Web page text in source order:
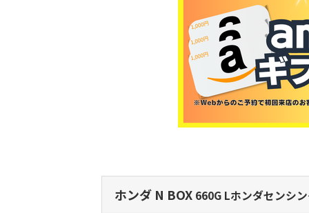
ホンダ N BOX 660G Lホンダセンシ